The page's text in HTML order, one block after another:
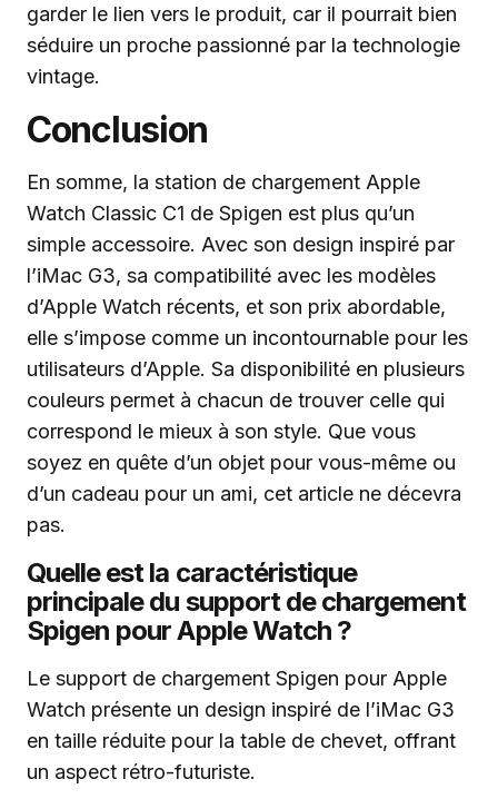
garder le lien vers le produit, car il pourrait bien
séduire un proche passionné par la technologie
vintage.
Conclusion
En somme, la station de chargement Apple
Watch Classic C1 de Spigen est plus qu’un
simple accessoire. Avec son design inspiré par
l’iMac G3, sa compatibilité avec les modèles
d’Apple Watch récents, et son prix abordable,
elle s’impose comme un incontournable pour les
utilisateurs d’Apple. Sa disponibilité en plusieurs
couleurs permet à chacun de trouver celle qui
correspond le mieux à son style. Que vous
soyez en quête d’un objet pour vous-même ou
d’un cadeau pour un ami, cet article ne décevra
pas.
Quelle est la caractéristique
principale du support de chargement
Spigen pour Apple Watch ?
Le support de chargement Spigen pour Apple
Watch présente un design inspiré de l’iMac G3
en taille réduite pour la table de chevet, offrant
un aspect rétro-futuriste.